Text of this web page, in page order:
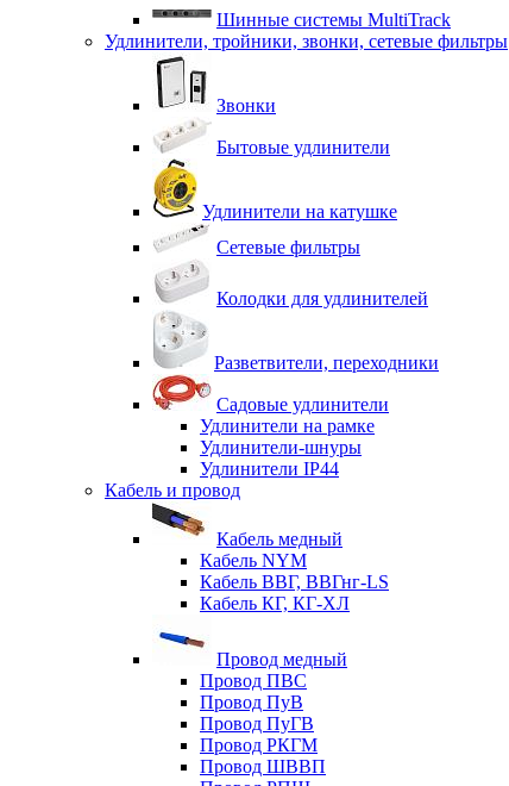
Шинные системы MultiTrack
Удлинители, тройники, звонки, сетевые фильтры
Звонки
Бытовые удлинители
Удлинители на катушке
Сетевые фильтры
Колодки для удлинителей
Разветвители, переходники
Садовые удлинители
Удлинители на рамке
Удлинители-шнуры
Удлинители IP44
Кабель и провод
Кабель медный
Кабель NYM
Кабель ВВГ, ВВГнг-LS
Кабель КГ, КГ-ХЛ
Провод медный
Провод ПВС
Провод ПуВ
Провод ПуГВ
Провод РКГМ
Провод ШВВП